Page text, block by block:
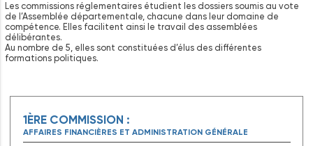
Les commissions réglementaires étudient les dossiers soumis au vote
de l’Assemblée départementale, chacune dans leur domaine de
compétence. Elles facilitent ainsi le travail des assemblées
délibérantes.
Au nombre de 5, elles sont constituées d’élus des différentes
formations politiques.
1ÈRE COMMISSION :
AFFAIRES FINANCIÈRES ET ADMINISTRATION GÉNÉRALE